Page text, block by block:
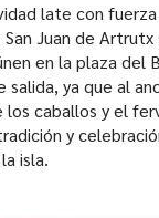
late con
Juan de
en la plaza del
ya que al
caballos y el
y
isla.